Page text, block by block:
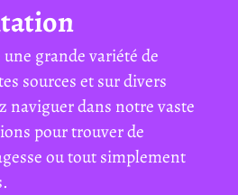
grande variété de
sources et sur divers
naviguer dans notre vaste
pour trouver de
ou tout simplement